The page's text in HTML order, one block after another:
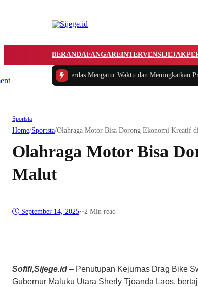
BERANDAFANGAREINTERVENSIJEJAK
Tips Cerdas Mengatur Waktu dan Meningkatkan
Sportsta
Home/Sportsta/Olahraga Motor Bisa Dorong Ekonomi Kreatif
Olahraga Motor Bisa
Malut
September 14, 2025••2 Min read
Sofifi,Sijege.id – Penutupan Kejurnas Drag Bike
Gubernur Maluku Utara Sherly Tjoanda Laos,